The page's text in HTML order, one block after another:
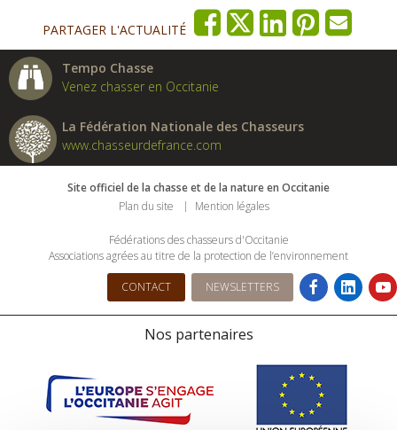
PARTAGER L'ACTUALITÉ
Tempo Chasse
Venez chasser en Occitanie
La Fédération Nationale des Chasseurs
www.chasseurdefrance.com
Site officiel de la chasse et de la nature en Occitanie
Plan du site
Mention légales
Fédérations des chasseurs d'Occitanie
Associations agrées au titre de la protection de l’environnement
CONTACT NEWSLETTERS
Nos partenaires